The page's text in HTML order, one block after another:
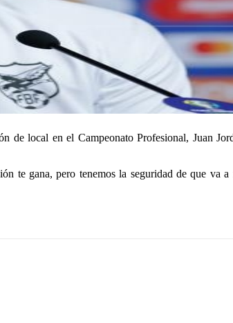
de local en el Campeonato Profesional, Juan
te gana, pero tenemos la seguridad de que va